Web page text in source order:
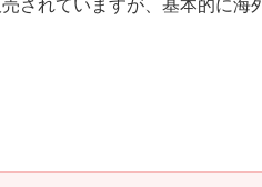
されていますが、基本的に海